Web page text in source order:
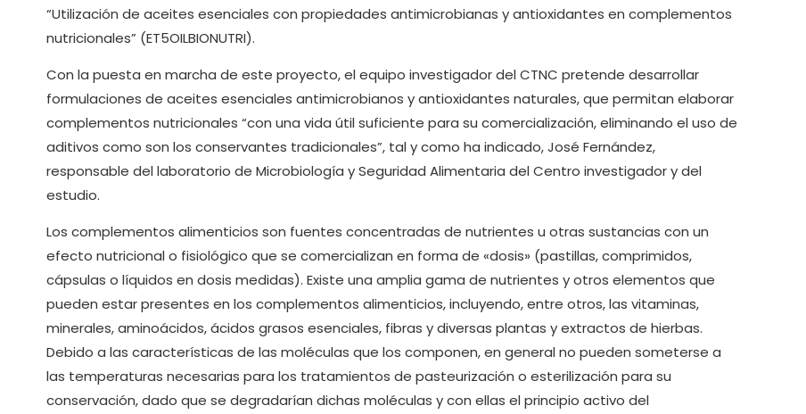
“Utilización de aceites esenciales con propiedades antimicrobianas y antioxidantes en complementos
nutricionales” (ET5OILBIONUTRI).
Con la puesta en marcha de este proyecto, el equipo investigador del CTNC pretende desarrollar
formulaciones de aceites esenciales antimicrobianos y antioxidantes naturales, que permitan elaborar
complementos nutricionales “con una vida útil suficiente para su comercialización, eliminando el uso de
aditivos como son los conservantes tradicionales”, tal y como ha indicado, José Fernández,
responsable del laboratorio de Microbiología y Seguridad Alimentaria del Centro investigador y del
estudio.
Los complementos alimenticios son fuentes concentradas de nutrientes u otras sustancias con un
efecto nutricional o fisiológico que se comercializan en forma de «dosis» (pastillas, comprimidos,
cápsulas o líquidos en dosis medidas). Existe una amplia gama de nutrientes y otros elementos que
pueden estar presentes en los complementos alimenticios, incluyendo, entre otros, las vitaminas,
minerales, aminoácidos, ácidos grasos esenciales, fibras y diversas plantas y extractos de hierbas.
Debido a las características de las moléculas que los componen, en general no pueden someterse a
las temperaturas necesarias para los tratamientos de pasteurización o esterilización para su
conservación, dado que se degradarían dichas moléculas y con ellas el principio activo del